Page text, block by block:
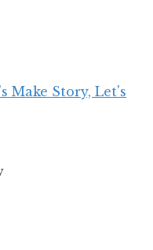
Make Story, Let's